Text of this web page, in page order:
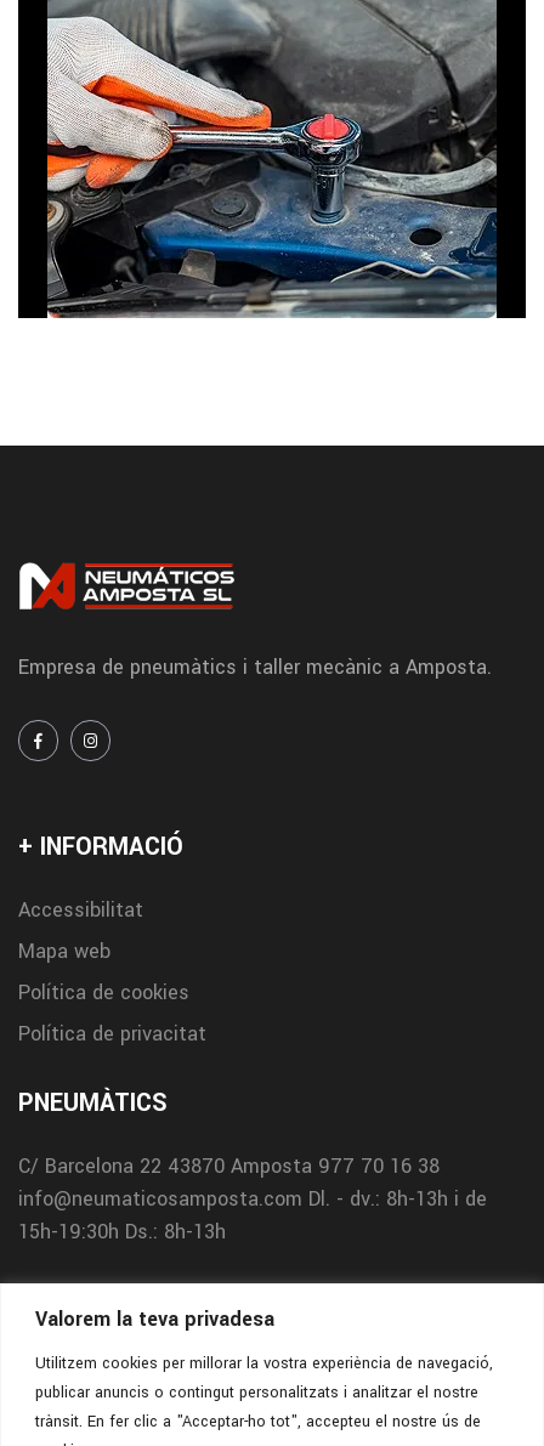
Valorem la teva privadesa
Utilitzem cookies per millorar la vostra experiència de navegació,
publicar anuncis o contingut personalitzats i analitzar el nostre
trànsit. En fer clic a "Acceptar-ho tot", accepteu el nostre ús de
Empresa de pneumàtics i taller mecànic a Amposta.
+ INFORMACIÓ
Accessibilitat
Mapa web
Política de cookies
Política de privacitat
PNEUMÀTICS
C/ Barcelona 22 43870 Amposta 977 70 16 38
info@neumaticosamposta.com Dl. - dv.: 8h-13h i de
15h-19:30h Ds.: 8h-13h
TALLER
C/ Holanda 343870 Amposta977 12 08 31
info@neumaticosamposta.comDl. - dv.: 8h-13h i de
15h-18hDs.: 8h-13h